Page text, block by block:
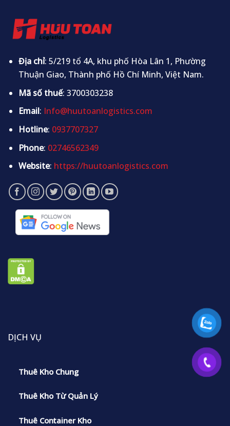
Địa chỉ: 5/219 tổ 4A, khu phố Hòa Lân 1, Phường
Thuận Giao, Thành phố Hồ Chí Minh, Việt Nam.
Mã số thuế: 3700303238
Email: Info@huutoanlogistics.com
Hotline: 0937707327
Phone: 02746562349
Website: https://huutoanlogistics.com
DỊCH VỤ
Thuê Kho Chung
Thuê Kho Từ Quản Lý
Thuê Container Kho